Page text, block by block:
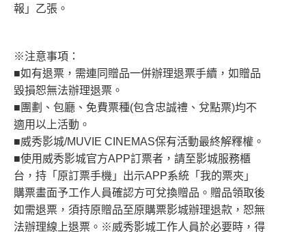
報」乙張。
※注意事項：
■如有退票，需連同贈品一併辦理退票手續，如贈品
毀損恕無法辦理退票。
■團劃、包廳、免費票種(包含忠誠禮、兌點票)均不
適用以上活動。
■威秀影城/MUVIE CINEMAS保有活動最終解釋權。
■使用威秀影城官方APP訂票者，請至影城服務櫃
台，持「原訂票手機」出示APP系統「我的票夾」
購票畫面予工作人員確認方可兌換贈品。贈品領取後
如需退票，須持原贈品至原購票影城辦理退款，恕無
法辦理線上退票。※威秀影城工作人員於必要時，得